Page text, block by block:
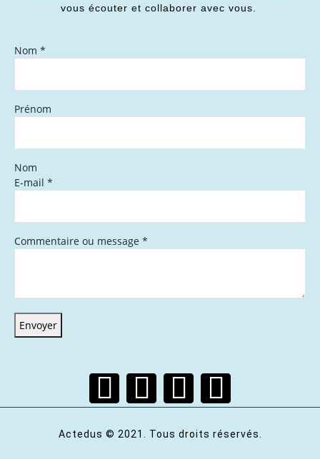
vous écouter et collaborer avec vous.
Nom *
Prénom
Nom
E-mail *
Commentaire ou message *
Envoyer
Actedus © 2021. Tous droits réservés.